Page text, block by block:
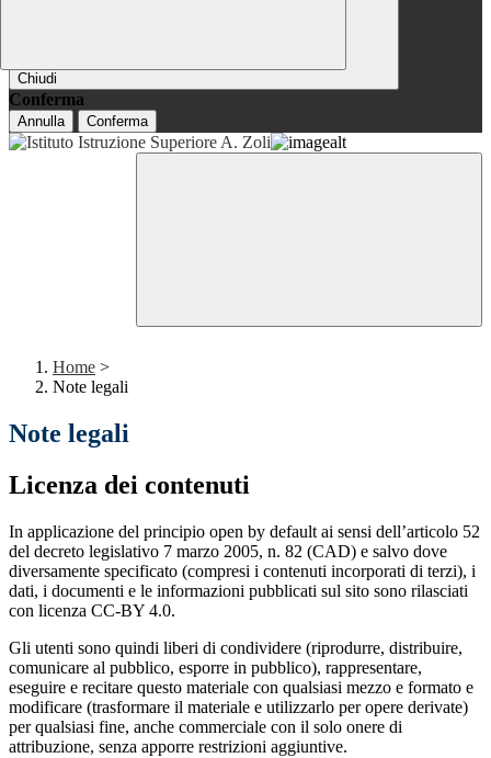
Chiudi
Conferma
Annulla Conferma
Home >
Note legali
Note legali
Licenza dei contenuti
In applicazione del principio open by default ai sensi dell’articolo 52
del decreto legislativo 7 marzo 2005, n. 82 (CAD) e salvo dove
diversamente specificato (compresi i contenuti incorporati di terzi), i
dati, i documenti e le informazioni pubblicati sul sito sono rilasciati
con licenza CC-BY 4.0.
Gli utenti sono quindi liberi di condividere (riprodurre, distribuire,
comunicare al pubblico, esporre in pubblico), rappresentare,
eseguire e recitare questo materiale con qualsiasi mezzo e formato e
modificare (trasformare il materiale e utilizzarlo per opere derivate)
per qualsiasi fine, anche commerciale con il solo onere di
attribuzione, senza apporre restrizioni aggiuntive.